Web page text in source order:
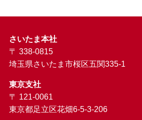
さいたま本社
〒 338-0815
埼玉県さいたま市桜区五関335-1
東京支社
〒 121-0061
東京都足立区花畑6-5-3-206